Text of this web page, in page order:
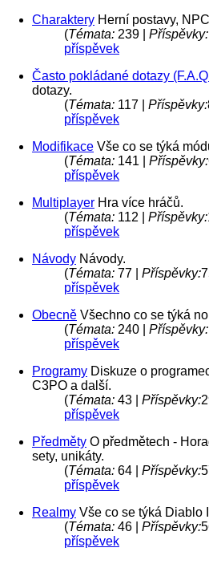
Charaktery Herní postavy,
(Témata: 239 | Příspěvky:
příspěvek
Často pokládané dotazy
dotazy.
(Témata: 117 | Příspěvky:
příspěvek
Modifikace Vše co se týká
(Témata: 141 | Příspěvky:
příspěvek
Multiplayer Hra více hráčů.
(Témata: 112 | Příspěvky:
příspěvek
Návody Návody.
(Témata: 77 | Příspěvky:
příspěvek
Obecně Všechno co se týká
(Témata: 240 | Příspěvky:
příspěvek
Programy Diskuze o
C3PO a další.
(Témata: 43 | Příspěvky:
příspěvek
Předměty O předmětech -
sety, unikáty.
(Témata: 64 | Příspěvky:
příspěvek
Realmy Vše co se týká Diablo
(Témata: 46 | Příspěvky:
příspěvek